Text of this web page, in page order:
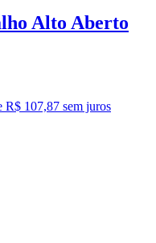
Alto Aberto
R$ 107,87 sem juros